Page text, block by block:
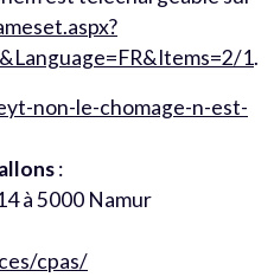
1.
non-le-chomage-n-est-
:
à 5000 Namur
cpas/